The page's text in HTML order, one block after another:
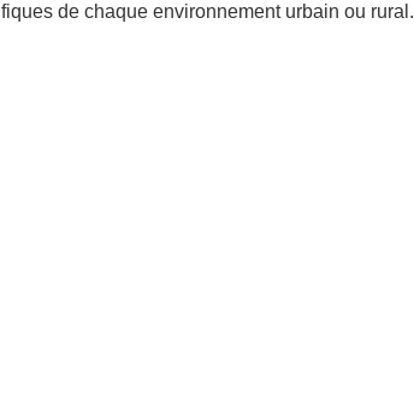
de chaque environnement urbain ou rural.